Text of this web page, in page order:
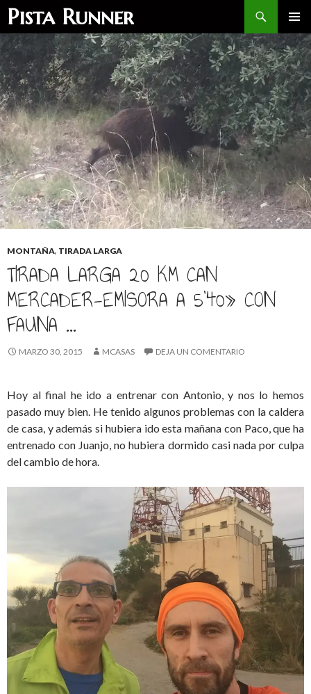
Pista Runner
Buscar
MENÚ
SALTAR
AL
CONTENIDO
MONTAÑA, TIRADA LARGA
TIRADA LARGA 20 KM CAN
MERCADER-EMISORA ​​A 5'40» CON
FAUNA ...
MARZO 30, 2015 MCASAS DEJA UN COMENTARIO
Hoy al final he ido a entrenar con Antonio, y nos lo hemos
pasado muy bien. He tenido algunos problemas con la caldera
de casa, y además si hubiera ido esta mañana con Paco, que ha
entrenado con Juanjo, no hubiera dormido casi nada por culpa
del cambio de hora.